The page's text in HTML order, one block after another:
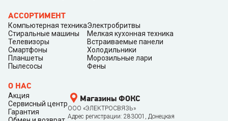
АССОРТИМЕНТ
Компьютерная техника
Стиральные машины
Телевизоры
Смартфоны
Планшеты
Пылесосы
Электробритвы
Мелкая кухонная техника
Встраиваемые панели
Холодильники
Морозильные лари
Фены
О НАС
Акция
Сервисный центр
Гарантия
Магазины ФОКС
ООО «ЭЛЕКТРОСВЯЗЬ»
Адрес регистрации: 283001, Донецкая